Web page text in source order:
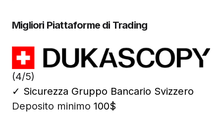
Migliori Piattaforme di Trading
(4/5)
✓ Sicurezza Gruppo Bancario Svizzero
Deposito minimo 100$